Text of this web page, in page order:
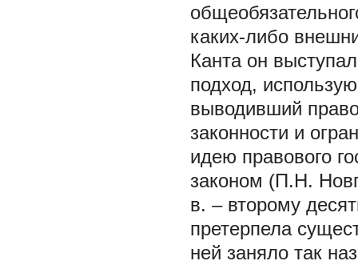
каких-либо
Канта он
подход,
выводивший
законности и
идею правового
законом (П.Н.
в. – второму
претерпела
ней заняло так